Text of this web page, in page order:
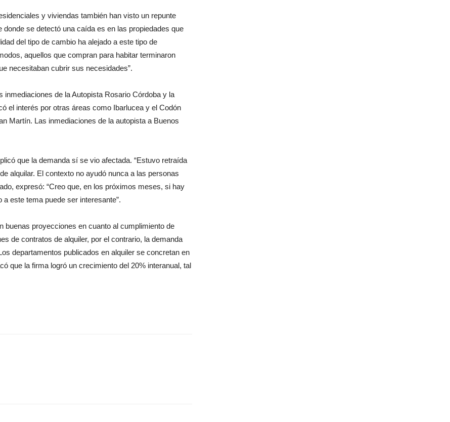
y viviendas también han visto un repunte
se detectó una caída es en las propiedades que
del tipo de cambio ha alejado a este tipo de
aquellos que compran para habitar terminaron
necesitaban cubrir sus necesidades”.
de la Autopista Rosario Córdoba y la
el interés por otras áreas como Ibarlucea y el Codón
Martín. Las inmediaciones de la autopista a Buenos
que la demanda sí se vio afectada. “Estuvo retraída
alquilar. El contexto no ayudó nunca a las personas
expresó: “Creo que, en los próximos meses, si hay
este tema puede ser interesante”.
proyecciones en cuanto al cumplimiento de
de contratos de alquiler, por el contrario, la demanda
departamentos publicados en alquiler se concretan en
que la firma logró un crecimiento del 20% interanual, tal